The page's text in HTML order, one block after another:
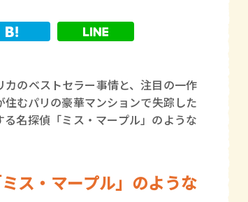
のベストセラー事情と、注目の一作
むパリの豪華マンションで失踪した
名探偵「ミス・マープル」のような
ス・マープル」のような